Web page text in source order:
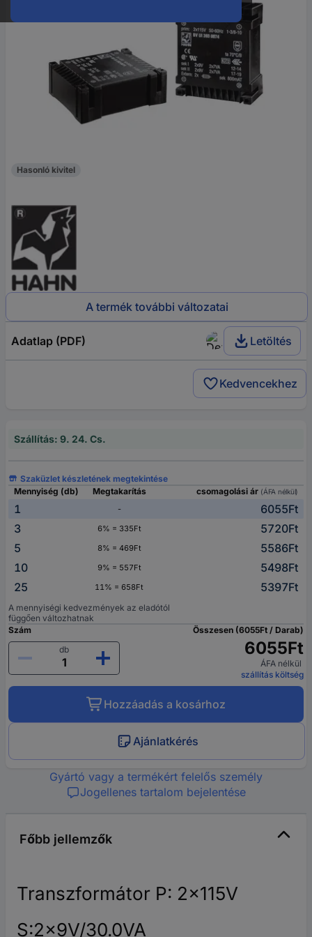
Hasonló kivitel
A termék további változatai
Adatlap (PDF) Letöltés
Kedvencekhez
Szállítás: 9. 24. Cs.
Szaküzlet készletének megtekintése
Mennyiség (db)
Megtakarítás csomagolási ár (ÁFA nélkül)
1 -
6055Ft
3
6% = 335Ft
5720Ft
5
8% = 469Ft
5586Ft
10
9% = 557Ft
5498Ft
25
11% = 658Ft 5397Ft
A mennyiségi kedvezmények az eladótól
függően változhatnak
Szám
db
Összesen (6055Ft / Darab)
6055Ft
ÁFA nélkül
szállítás költség
Hozzáadás a kosárhoz
Ajánlatkérés
Gyártó vagy a termékért felelős személy
Jogellenes tartalom bejelentése
Főbb jellemzők
Transzformátor P: 2x115V
S:2x9V/30.0VA